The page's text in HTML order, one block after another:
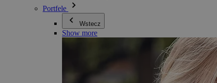
Portfele
Wstecz
Show more